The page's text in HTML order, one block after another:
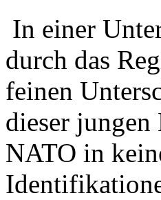
In einer
durch das
feinen
dieser
NATO in